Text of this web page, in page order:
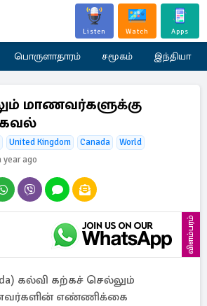
Listen Watch Apps
பொருளாதாரம் சமூகம் இந்தியா
மாணவர்களுக்கு
United Kingdom Canada
World
year ago
விளம்பரம்
கல்வி கற்கச் செல்லும்
எண்ணிக்கை